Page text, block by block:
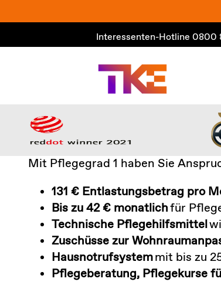
Inhalt
Interessenten-Hotline 0800
Mit Pflegegrad 1 haben Sie
131 € Entlastungsbetrag pro
Bis zu 42 € monatlichfür
Technische Pflegehilfsmittel
Zuschüsse zur
Hausnotrufsystemmit bis zu
Pflegeberatung, Pflegekurse